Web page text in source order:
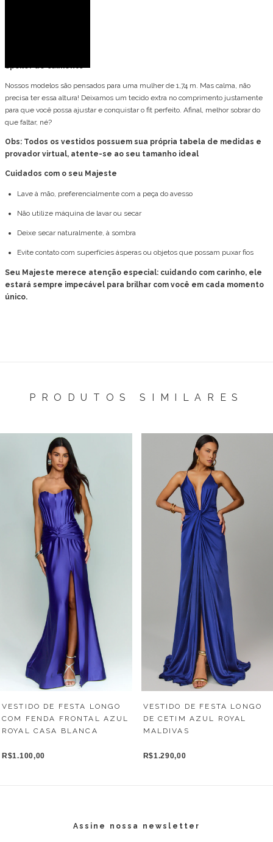
Spoiler de caimento
Nossos modelos são pensados para uma mulher de 1,74 m. Mas calma, não
precisa ter essa altura! Deixamos um tecido extra no comprimento justamente
para que você possa ajustar e conquistar o fit perfeito. Afinal, melhor sobrar do
que faltar, né?
Obs: Todos os vestidos possuem sua própria tabela de medidas e
provador virtual, atente-se ao seu tamanho ideal
Cuidados com o seu Majeste
Lave à mão, preferencialmente com a peça do avesso
Não utilize máquina de lavar ou secar
Deixe secar naturalmente, à sombra
Evite contato com superfícies ásperas ou objetos que possam puxar fios
Seu Majeste merece atenção especial: cuidando com carinho, ele
estará sempre impecável para brilhar com você em cada momento
único.
PRODUTOS SIMILARES
VESTIDO DE FESTA LONGO
COM FENDA FRONTAL AZUL
ROYAL CASA BLANCA
R$1.100,00
VESTIDO DE FESTA LONGO
DE CETIM AZUL ROYAL
MALDIVAS
R$1.290,00
Assine nossa newsletter